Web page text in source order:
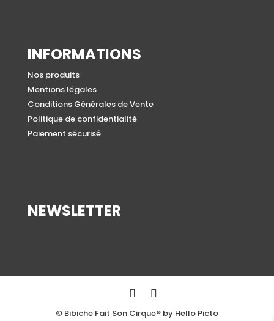
INFORMATIONS
Nos produits
Mentions légales
Conditions Générales de Vente
Politique de confidentialité
Paiement sécurisé
NEWSLETTER
© Bibiche Fait Son Cirque® by Hello Picto